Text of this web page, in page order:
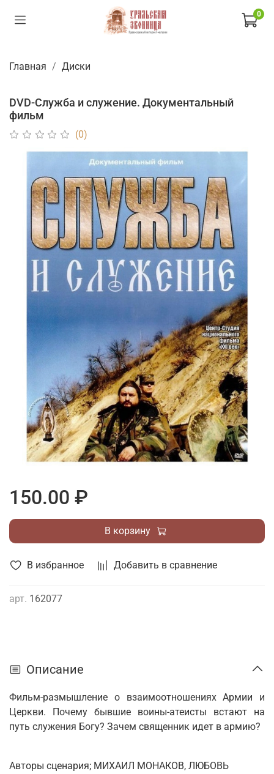
0
Главная Диски
DVD-Служба и служение. Документальный
фильм
(0)
В избранное Добавить в сравнение
арт. 162077
150.00 ₽
В корзину
Описание
Фильм-размышление о взаимоотноше­ниях Армии и
Церкви. Почему бывшие воины-атеисты встают на
путь служе­ния Богу? Зачем священник идет в армию?
Авторы сценария; МИХАИЛ МОНАКОВ, ЛЮБОВЬ